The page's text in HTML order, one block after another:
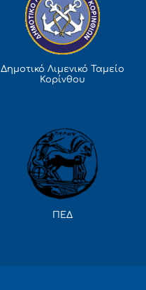
Δημοτικό Λιμενικό Ταμείο
Κορίνθου
ΠΕΔ